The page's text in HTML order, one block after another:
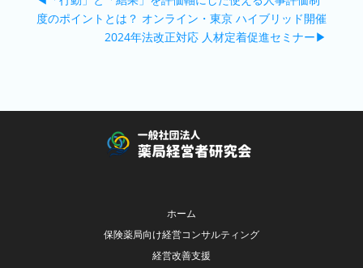
度のポイントとは？ オンライン・東京 ハイブリッド開催
2024年法改正対応 人材定着促進セミナー▶
ホーム
保険薬局向け経営コンサルティング
経営改善支援